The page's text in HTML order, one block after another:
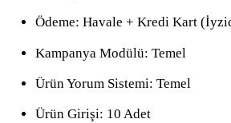
Ödeme: Havale + Kredi Kart
Kampanya Modülü: Temel
Ürün Yorum Sistemi: Temel
Ürün Girişi: 10 Adet